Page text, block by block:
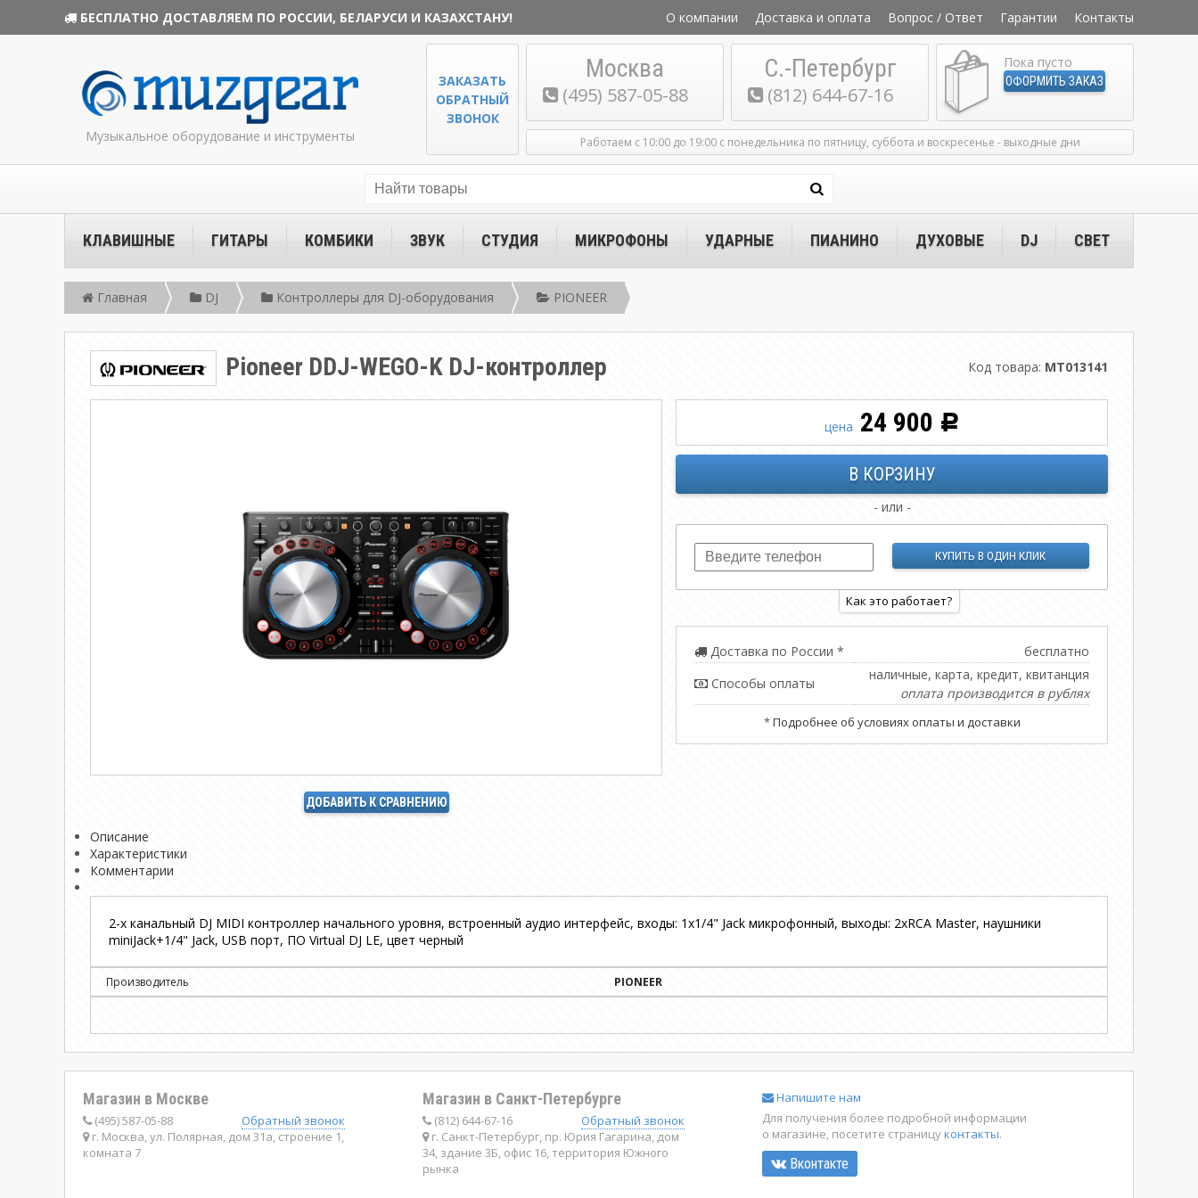
БЕСПЛАТНО ДОСТАВЛЯЕМ ПО РОССИИ, БЕЛАРУСИ И КАЗАХСТАНУ! О компании Доставка и оплата Вопрос / Ответ Гарантии Контакты
Музыкальное оборудование и инструменты
Москва
(495) 587-05-88
С.-Петербург
(812) 644-67-16
ЗАКАЗАТЬ
ОБРАТНЫЙ
ЗВОНОК
Пока пусто
ОФОРМИТЬ ЗАКАЗ
Работаем с 10:00 до 19:00 с понедельника по пятницу, суббота и воскресенье - выходные дни
КЛАВИШНЫЕ ГИТАРЫ КОМБИКИ ЗВУК СТУДИЯ МИКРОФОНЫ УДАРНЫЕ ПИАНИНО ДУХОВЫЕ DJ СВЕТ
Главная DJ Контроллеры для DJ-оборудования PIONEER
Pioneer DDJ-WEGO-K DJ-контроллер Код товара: MT013141
ДОБАВИТЬ К СРАВНЕНИЮ
цена 24 900 Р
- или -
Как это работает?
Доставка по России *
бесплатно
Способы оплаты
наличные, карта, кредит, квитанция
оплата производится в рублях
*Подробнее об условиях оплаты и доставки
Описание
Характеристики
Комментарии
2-х канальный DJ MIDI контроллер начального уровня, встроенный аудио интерфейс, входы: 1х1/4" Jack микрофонный, выходы: 2хRCA Master, наушники
miniJack+1/4" Jack, USB порт, ПО Virtual DJ LE, цвет черный
Производитель PIONEER
Магазин в Москве
(495) 587-05-88
Обратный звонок
г. Москва, ул. Полярная, дом 31а, строение 1,
комната 7
Магазин в Санкт-Петербурге
(812) 644-67-16
Обратный звонок
г. Санкт-Петербург, пр. Юрия Гагарина, дом
34, здание 3Б, офис 16, территория Южного
рынка
Напишите нам
Для получения более подробной информации
о магазине, посетите страницуконтакты.
Вконтакте